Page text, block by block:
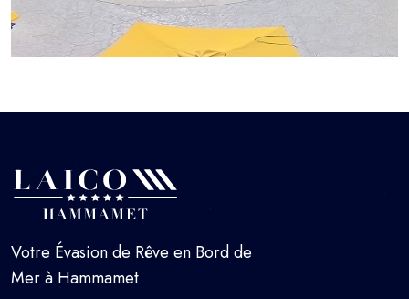
Votre Évasion de Rêve en Bord de
Mer à Hammamet